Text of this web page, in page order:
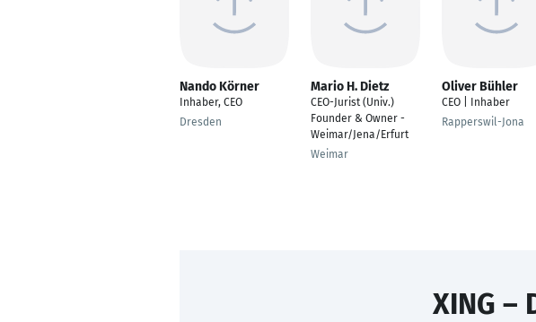
Nando Körner
Inhaber, CEO
Dresden
Mario H. Dietz
CEO-Jurist (Univ.)
Founder & Owner -
Weimar/Jena/Erfurt
Weimar
Oliver Bühler
CEO | Inhaber
Rapperswil-Jona
XING –